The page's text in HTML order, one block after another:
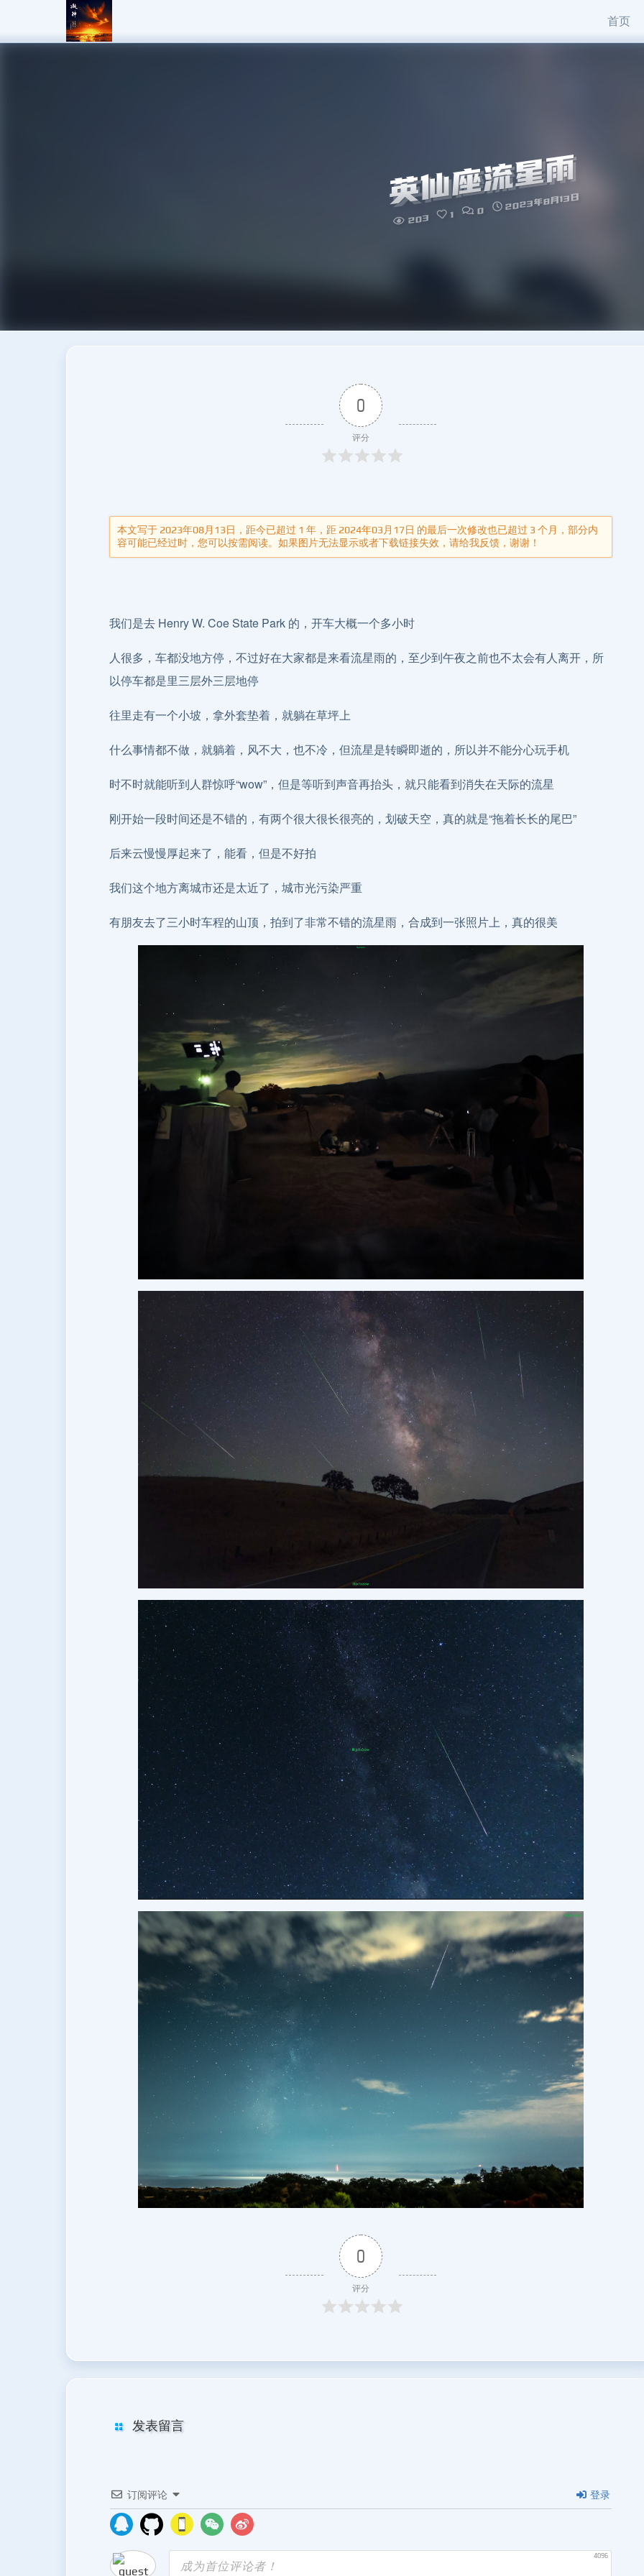
首页
英仙座流星雨
203 1 0 2023年8月13日
0
评分
本文写于 2023年08月13日，距今已超过 1 年，距 2024年03月17日 的最后一次修改也已超过 3 个月，部分内
容可能已经过时，您可以按需阅读。如果图片无法显示或者下载链接失效，请给我反馈，谢谢！
我们是去 Henry W. Coe State Park 的，开车大概一个多小时
人很多，车都没地方停，不过好在大家都是来看流星雨的，至少到午夜之前也不太会有人离开，所
以停车都是里三层外三层地停
往里走有一个小坡，拿外套垫着，就躺在草坪上
什么事情都不做，就躺着，风不大，也不冷，但流星是转瞬即逝的，所以并不能分心玩手机
时不时就能听到人群惊呼“wow”，但是等听到声音再抬头，就只能看到消失在天际的流星
刚开始一段时间还是不错的，有两个很大很长很亮的，划破天空，真的就是“拖着长长的尾巴”
后来云慢慢厚起来了，能看，但是不好拍
我们这个地方离城市还是太近了，城市光污染严重
有朋友去了三小时车程的山顶，拍到了非常不错的流星雨，合成到一张照片上，真的很美
0
评分
发表留言
订阅评论 登录
4096